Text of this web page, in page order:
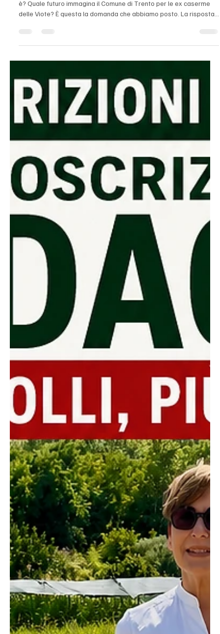
28 lug Tempo di lettura: 2 min
Circoscrizioni
è? Quale futuro immagina il Comune di Trento per le ex caserme
delle Viote? È questa la domanda che abbiamo posto. La risposta
ricevuta è articolata: richiama l’Agenda Monte Bondone 2035, la
Cabina di Regia, l’Osservatorio del Monte Bondone, ricorda che il
complesso appartiene alla Provincia e informa che è previsto un
principale non arriva una ris